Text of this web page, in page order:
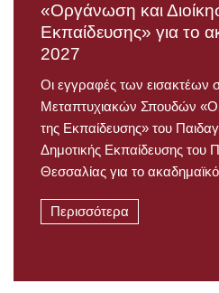
«Οργάνωση και
Εκπαίδευσης» για το
2027
Οι εγγραφές των εισακτέων
Μεταπτυχιακών Σπουδών
της Εκπαίδευσης» του
Δημοτικής Εκπαίδευσης του
Θεσσαλίας για το
Περισσότερα